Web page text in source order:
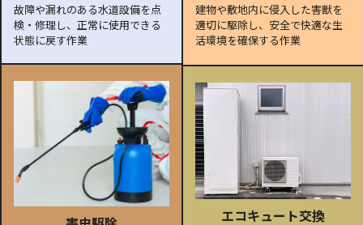
故障や漏れのある水道設備を点
検・修理し、正常に使用できる
状態に戻す作業
建物や敷地内に侵入した害獣を
適切に駆除し、安全で快適な生
活環境を確保する作業
エコキュート交換